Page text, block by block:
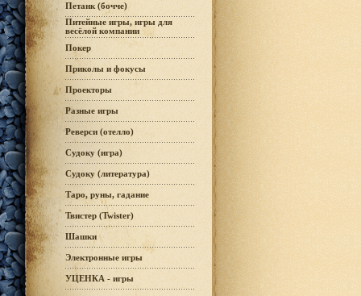
Петанк (бочче)
Питейные игры, игры для
весёлой компании
Покер
Приколы и фокусы
Проекторы
Разные игры
Реверси (отелло)
Судоку (игра)
Судоку (литература)
Таро, руны, гадание
Твистер (Twister)
Шашки
Электронные игры
УЦЕНКА - игры